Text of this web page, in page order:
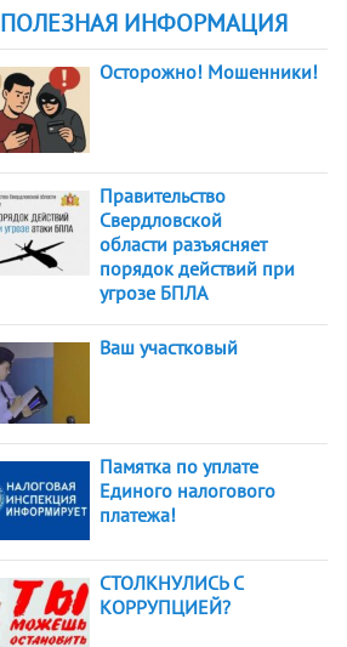
ПОЛЕЗНАЯ ИНФОРМАЦИЯ
Осторожно! Мошенники!
Правительство
Свердловской
области разъясняет
порядок действий при
угрозе БПЛА
Ваш участковый
Памятка по уплате
Единого налогового
платежа!
СТОЛКНУЛИСЬ С
КОРРУПЦИЕЙ?